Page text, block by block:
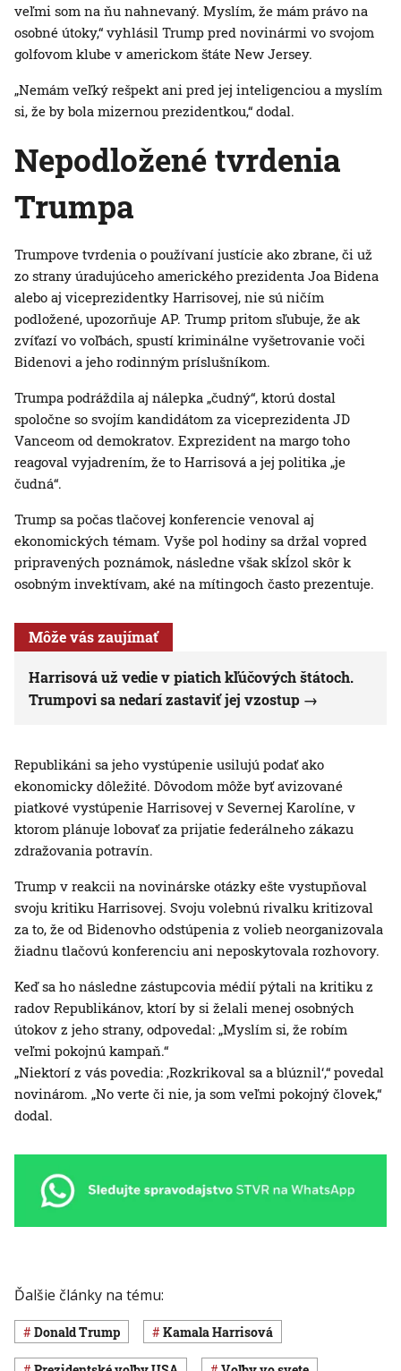
veľmi som na ňu nahnevaný. Myslím, že mám právo na
osobné útoky,“ vyhlásil Trump pred novinármi vo svojom
golfovom klube v americkom štáte New Jersey.
„Nemám veľký rešpekt ani pred jej inteligenciou a myslím
si, že by bola mizernou prezidentkou,“ dodal.
Nepodložené tvrdenia
Trumpa
Trumpove tvrdenia o používaní justície ako zbrane, či už
zo strany úradujúceho amerického prezidenta Joa Bidena
alebo aj viceprezidentky Harrisovej, nie sú ničím
podložené, upozorňuje AP. Trump pritom sľubuje, že ak
zvíťazí vo voľbách, spustí kriminálne vyšetrovanie voči
Bidenovi a jeho rodinným príslušníkom.
Trumpa podráždila aj nálepka „čudný“, ktorú dostal
spoločne so svojím kandidátom za viceprezidenta JD
Vanceom od demokratov. Exprezident na margo toho
reagoval vyjadrením, že to Harrisová a jej politika „je
čudná“.
Trump sa počas tlačovej konferencie venoval aj
ekonomických témam. Vyše pol hodiny sa držal vopred
pripravených poznámok, následne však skĺzol skôr k
osobným invektívam, aké na mítingoch často prezentuje.
Môže vás zaujímať
Harrisová už vedie v piatich kľúčových štátoch.
Trumpovi sa nedarí zastaviť jej vzostup
Republikáni sa jeho vystúpenie usilujú podať ako
ekonomicky dôležité. Dôvodom môže byť avizované
piatkové vystúpenie Harrisovej v Severnej Karolíne, v
ktorom plánuje lobovať za prijatie federálneho zákazu
zdražovania potravín.
Trump v reakcii na novinárske otázky ešte vystupňoval
svoju kritiku Harrisovej. Svoju volebnú rivalku kritizoval
za to, že od Bidenovho odstúpenia z volieb neorganizovala
žiadnu tlačovú konferenciu ani neposkytovala rozhovory.
Keď sa ho následne zástupcovia médií pýtali na kritiku z
radov Republikánov, ktorí by si želali menej osobných
útokov z jeho strany, odpovedal: „Myslím si, že robím
veľmi pokojnú kampaň.“
„Niektorí z vás povedia: ‚Rozkrikoval sa a blúznil‘,“ povedal
novinárom. „No verte či nie, ja som veľmi pokojný človek,“
dodal.
Ďalšie články na tému:
Donald Trump Kamala Harrisová